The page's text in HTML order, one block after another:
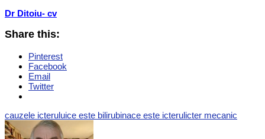
Dr Ditoiu- cv
Share this:
Pinterest
Facebook
Email
Twitter
cauzele icteruluice este bilirubinace este icterulicter mecanic